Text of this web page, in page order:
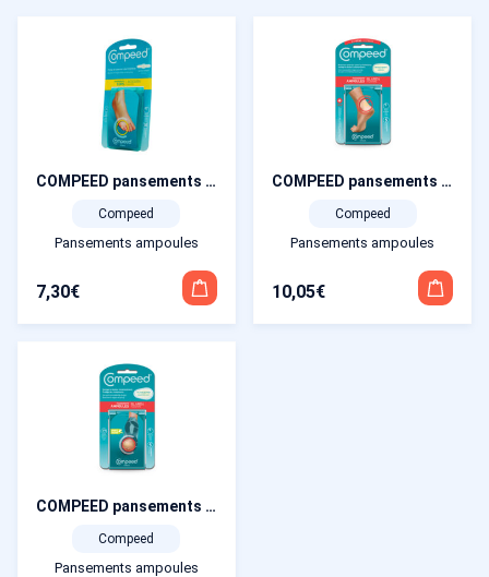
COMPEED pansements cors moyen format boîte de 10
Compeed
Pansements ampoules
7,30€
COMPEED pansements ampoules extrême boîte de 5
Compeed
Pansements ampoules
10,05€
COMPEED pansements ampoules plante du pied boîte de 5
Compeed
Pansements ampoules